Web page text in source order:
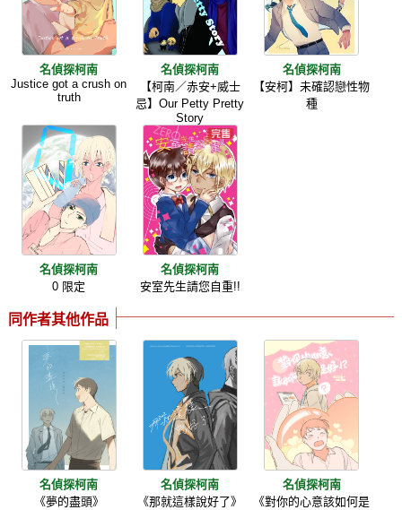
名偵探柯南
Justice got a crush on
truth
名偵探柯南
【柯南／赤安+威士
忌】Our Petty Pretty
Story
名偵探柯南
【安柯】未確認戀性物
種
名偵探柯南
0 限定
名偵探柯南
安室先生請您自重!!
同作者其他作品
名偵探柯南
《夢的盡頭》
名偵探柯南
《那就這樣說好了》
名偵探柯南
《對你的心意該如何是